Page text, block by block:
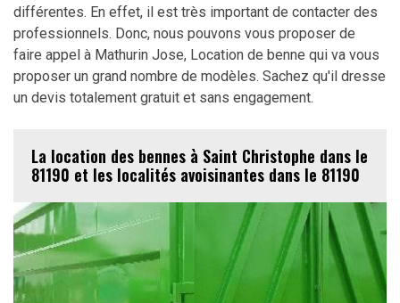
différentes. En effet, il est très important de contacter des
professionnels. Donc, nous pouvons vous proposer de
faire appel à Mathurin Jose, Location de benne qui va vous
proposer un grand nombre de modèles. Sachez qu'il dresse
un devis totalement gratuit et sans engagement.
La location des bennes à Saint Christophe dans le
81190 et les localités avoisinantes dans le 81190